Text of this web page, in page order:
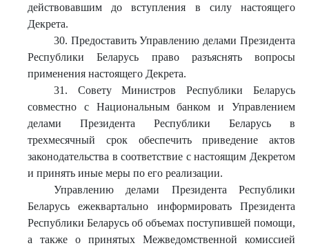
действовавшим до вступления в силу настоящего
Декрета.
30. Предоставить Управлению делами Президента
Республики Беларусь право разъяснять вопросы
применения настоящего Декрета.
31. Совету Министров Республики Беларусь
совместно с Национальным банком и Управлением
делами Президента Республики Беларусь в
трехмесячный срок обеспечить приведение актов
законодательства в соответствие с настоящим Декретом
и принять иные меры по его реализации.
Управлению делами Президента Республики
Беларусь ежеквартально информировать Президента
Республики Беларусь об объемах поступившей помощи,
а также о принятых Межведомственной комиссией